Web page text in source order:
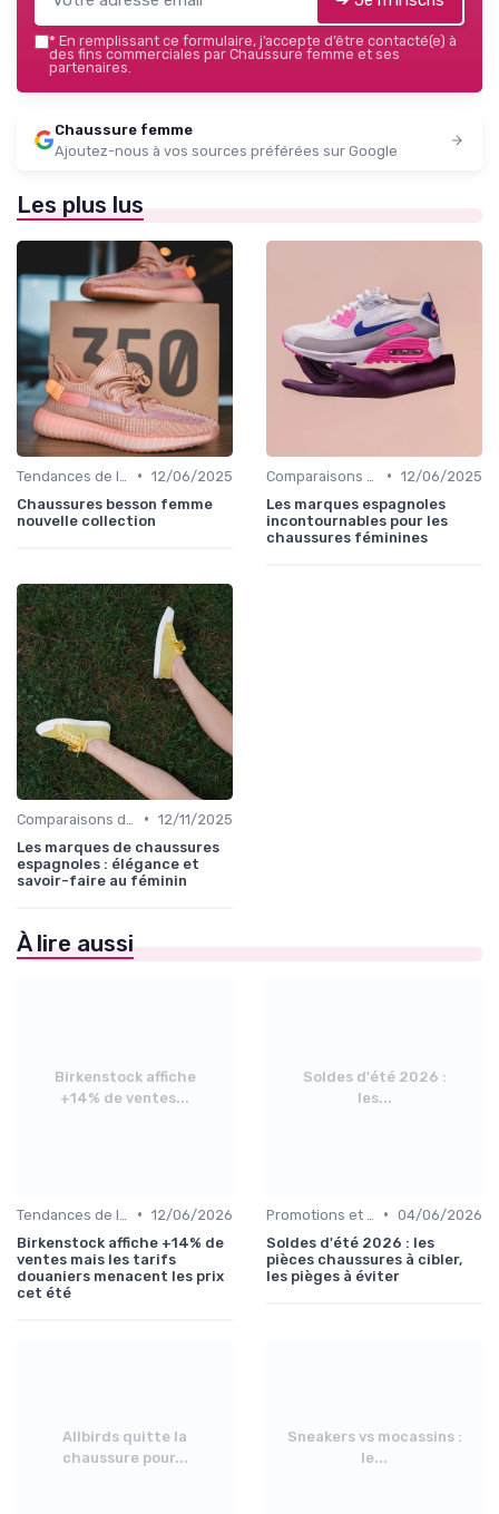
* En remplissant ce formulaire, j’accepte d’être contacté(e) à
des fins commerciales par Chaussure femme et ses
partenaires.
Chaussure femme
Ajoutez-nous à vos sources préférées sur Google
Les plus lus
• 12/06/2025
Chaussures besson femme
nouvelle collection
• 12/06/2025
Les marques espagnoles
incontournables pour les
chaussures féminines
• 12/11/2025
Les marques de chaussures
espagnoles : élégance et
savoir-faire au féminin
À lire aussi
Birkenstock affiche
+14% de ventes...
• 12/06/2026
Birkenstock affiche +14% de
ventes mais les tarifs
douaniers menacent les prix
cet été
Soldes d'été 2026 :
les...
• 04/06/2026
Soldes d'été 2026 : les
pièces chaussures à cibler,
les pièges à éviter
Allbirds quitte la
chaussure pour...
Sneakers vs mocassins :
le...